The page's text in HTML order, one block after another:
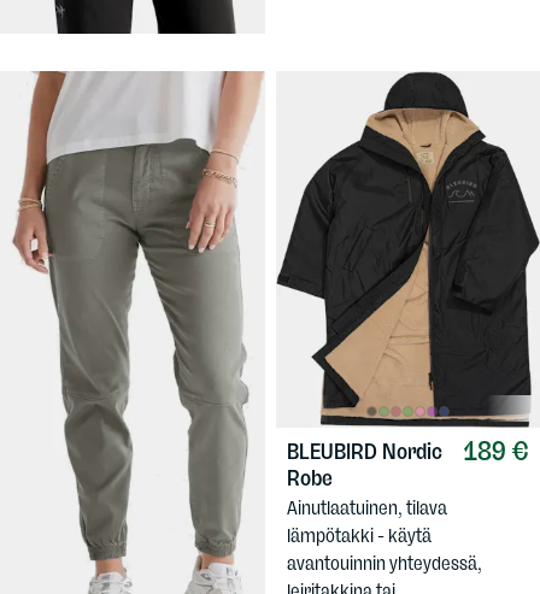
Knit-materiaalilla.
99,90 €
Women's
Live Lite Hi-rise Jogger
Naisten joustavat vapaa-
ajanhousut.
189 €
BLEUBIRD Nordic
Robe
Ainutlaatuinen, tilava
lämpötakki - käytä
avantouinnin yhteydessä,